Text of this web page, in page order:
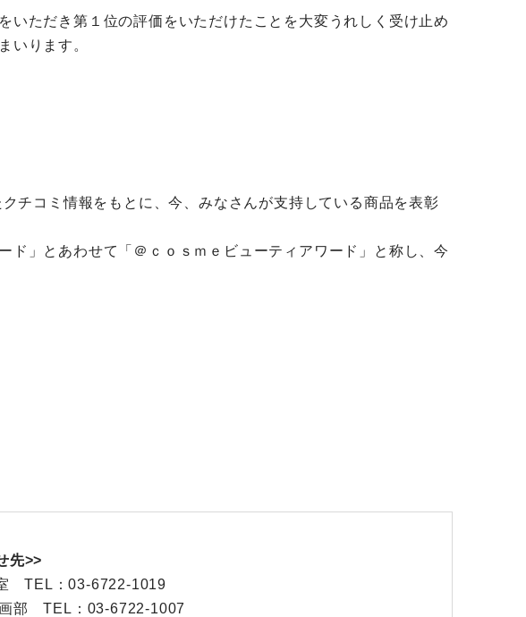
ただき第１位の評価をいただけたことを大変うれしく受け止め
いります。
チコミ情報をもとに、今、みなさんが支持している商品を表彰
」とあわせて「＠ｃｏｓｍｅビューティアワード」と称し、今
先>>
TEL：03-6722-1019
画部 TEL：03-6722-1007